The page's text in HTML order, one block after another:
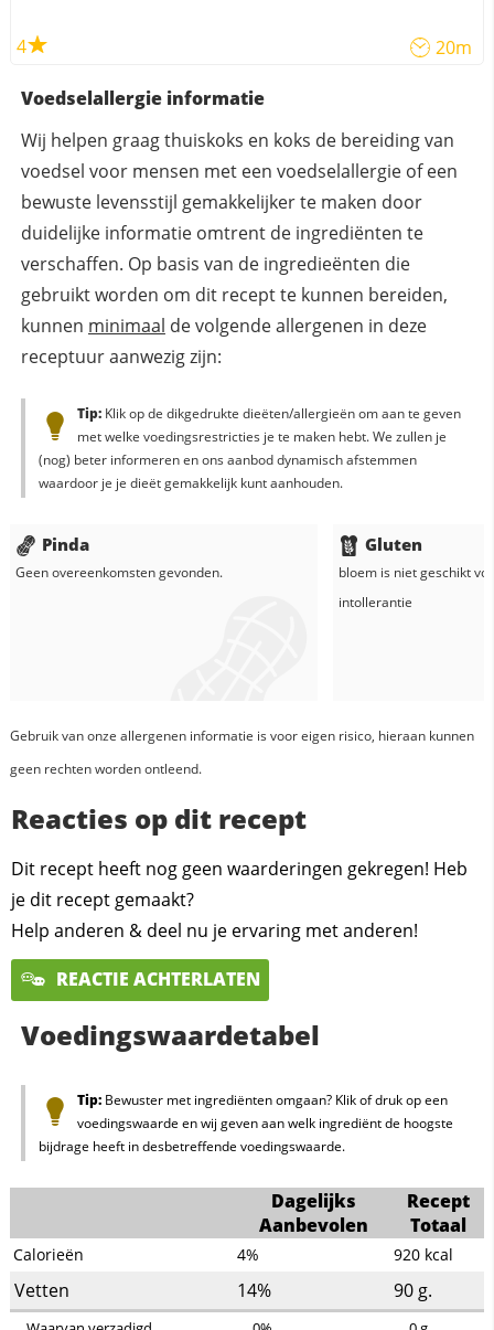
4 20m
Voedselallergie informatie
Wij helpen graag thuiskoks en koks de bereiding van
voedsel voor mensen met een voedselallergie of een
bewuste levensstijl gemakkelijker te maken door
duidelijke informatie omtrent de ingrediënten te
verschaffen. Op basis van de ingredieënten die
gebruikt worden om dit recept te kunnen bereiden,
kunnen minimaal de volgende allergenen in deze
receptuur aanwezig zijn:
Tip:Klik op de dikgedrukte dieëten/allergieën om aan te geven
met welke voedingsrestricties je te maken hebt. We zullen je
(nog) beter informeren en ons aanbod dynamisch afstemmen
waardoor je je dieët gemakkelijk kunt aanhouden.
Pinda
Geen overeenkomsten gevonden.
Gluten
bloemis niet geschikt
intollerantie
Gebruik van onze allergenen informatie is voor eigen risico, hieraan kunnen
geen rechten worden ontleend.
Reacties op dit recept
Dit recept heeft nog geen waarderingen gekregen! Heb
je dit recept gemaakt?
Help anderen & deel nu je ervaring met anderen!
REACTIE ACHTERLATEN
Voedingswaardetabel
Tip:Bewuster met ingrediënten omgaan? Klik of druk op een
voedingswaarde en wij geven aan welk ingrediënt de hoogste
bijdrage heeft in desbetreffende voedingswaarde.
Dagelijks
Aanbevolen
Recept
Totaal
Calorieën 4% 920 kcal
Vetten 14% 90 g.